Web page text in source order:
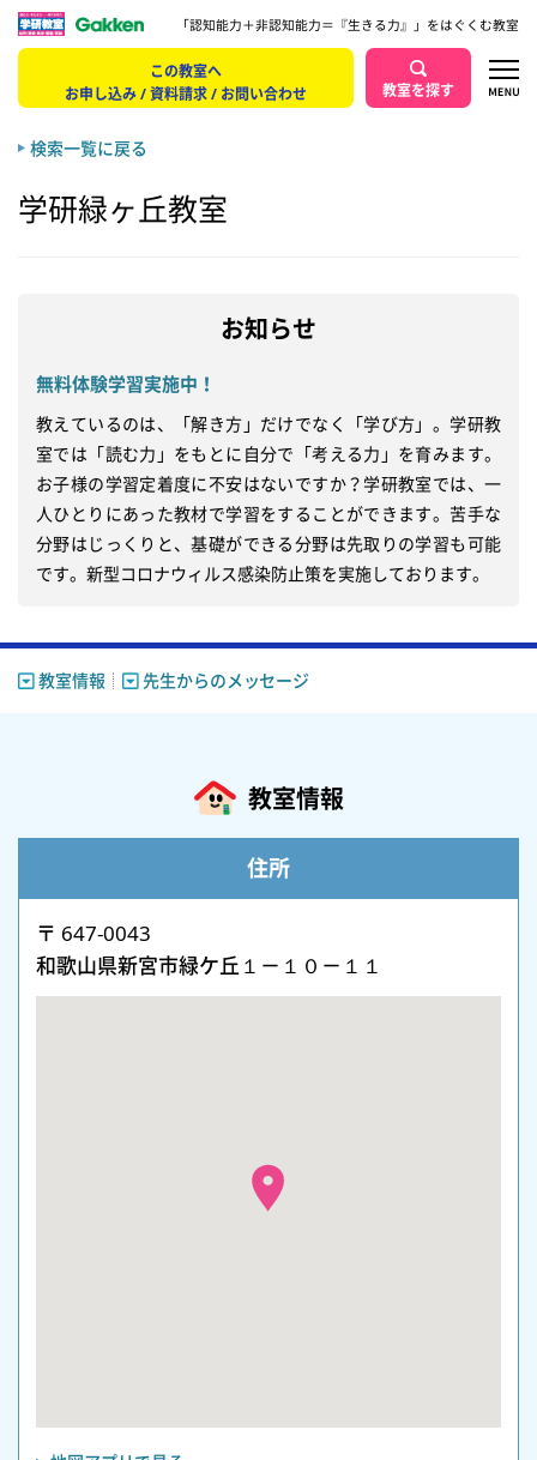
「認知能力＋非認知能力＝『生きる力』」をはぐくむ教室
この教室へ
お申し込み / 資料請求 / お問い合わせ
教室を探す
検索一覧に戻る
学研緑ヶ丘教室
お知らせ
無料体験学習実施中！
教えているのは、「解き方」だけでなく「学び方」。学研教
室では「読む力」をもとに自分で「考える力」を育みます。
お子様の学習定着度に不安はないですか？学研教室では、一
人ひとりにあった教材で学習をすることができます。苦手な
分野はじっくりと、基礎ができる分野は先取りの学習も可能
です。新型コロナウィルス感染防止策を実施しております。
教室情報 先生からのメッセージ
教室情報
住所
〒 647-0043
和歌山県新宮市緑ケ丘１－１０－１１